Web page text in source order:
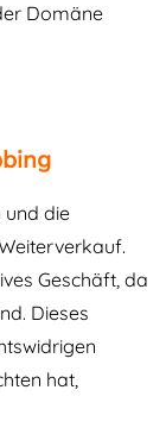
Domäne
die
Geschäft, da
Dieses
hat,